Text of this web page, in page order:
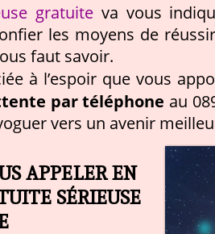
gratuite va vous
les moyens de
faut savoir.
à l’espoir que vous
par téléphone au
vers un avenir
APPELER EN
SÉRIEUSE